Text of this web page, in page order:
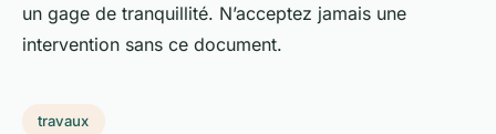
un gage de tranquillité. N’acceptez jamais une
intervention sans ce document.
travaux